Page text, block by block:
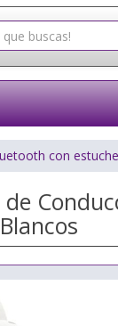
con